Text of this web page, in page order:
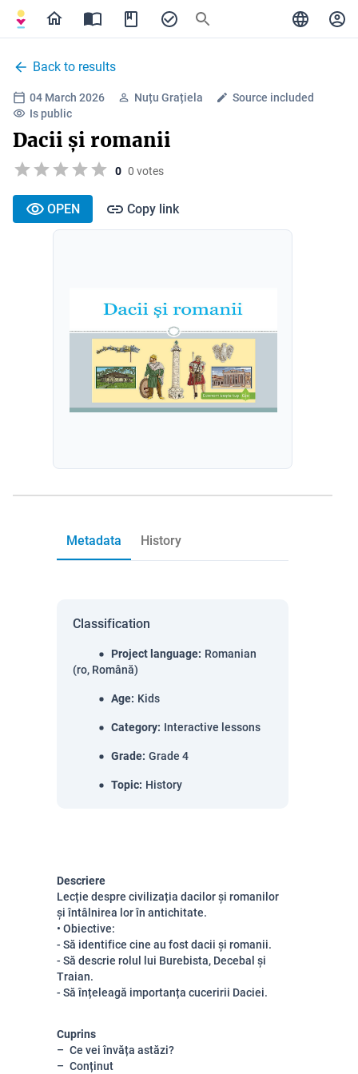
Back to results
04 March 2026 Nuțu Grațiela
Source included
Is public
Dacii și romanii
0 0 votes
OPEN Copy link
Metadata History
Classification
Project language: Romanian
(ro, Română)
Age: Kids
Category: Interactive lessons
Grade: Grade 4
Topic: History
Descriere
Lecție despre civilizația dacilor și romanilor
și întâlnirea lor în antichitate.
• Obiective:
- Să identifice cine au fost dacii și romanii.
- Să descrie rolul lui Burebista, Decebal și
Traian.
- Să înțeleagă importanța cuceririi Daciei.
Cuprins
Ce vei învăța astăzi?
Conținut